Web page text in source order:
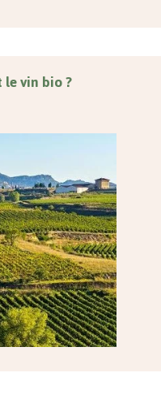
vin bio ?